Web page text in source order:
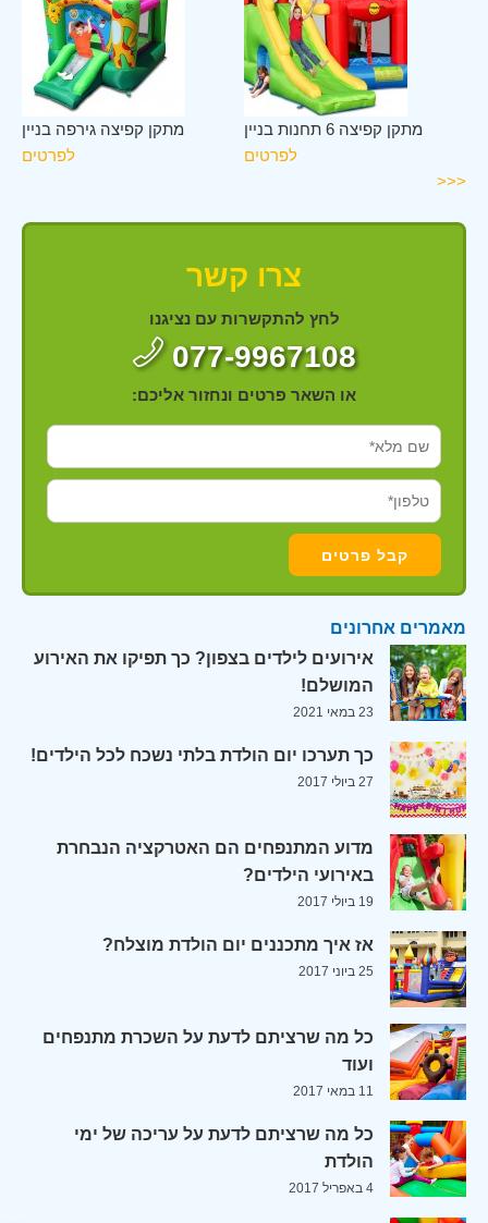
מתקן קפיצה גירפה בניין
לפרטים
מתקן קפיצה 6 תחנות בניין
לפרטים
<<<
צרו קשר
לחץ להתקשרות עם נציגנו
077-9967108
או השאר פרטים ונחזור אליכם:
מאמרים אחרונים
אירועים לילדים בצפון? כך תפיקו את האירוע
המושלם!
23 במאי 2021
כך תערכו יום הולדת בלתי נשכח לכל הילדים!
27 ביולי 2017
מדוע המתנפחים הם האטרקציה הנבחרת
באירועי הילדים?
19 ביולי 2017
אז איך מתכננים יום הולדת מוצלח?
25 ביוני 2017
כל מה שרציתם לדעת על השכרת מתנפחים
ועוד
11 במאי 2017
כל מה שרציתם לדעת על עריכה של ימי
הולדת
4 באפריל 2017